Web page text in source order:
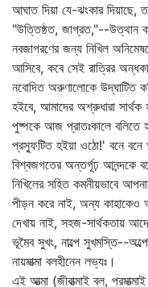
আঘাত দিয়া যে-ঝংকার দিয়াছে,
"উত্তিষ্ঠত, জাগ্রত,"--উত্থান
নবজাগরণের জন্য নিখিল
আসিবে, কবে সেই রাত্রির
নবোদিত অরুণালোকে উদ্‌ঘাটিত
হইবে, আমাদের অশ্রুধারা সার্থক
পুষ্পকে আজ প্রাতঃকালে
প্রস্ফুটিত হইয়া ওঠো!' বনে
বিশ্বজগতের অন্তর্গূঢ় আনন্দকে
নিখিলের সহিত কমনীয়ভাবে
পীড়ন করে নাই, অন্য কাহাকেও
দেখায় নাই, সহজ-সার্থকতায়
ভূমৈব সুখং, নাল্পে সুখমস্তি--
নায়মাত্মা বলহীনেন লভ্যঃ।
এই আত্মা (জীবাত্মাই বল,